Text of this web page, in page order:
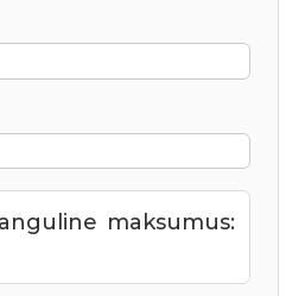
maksumus: